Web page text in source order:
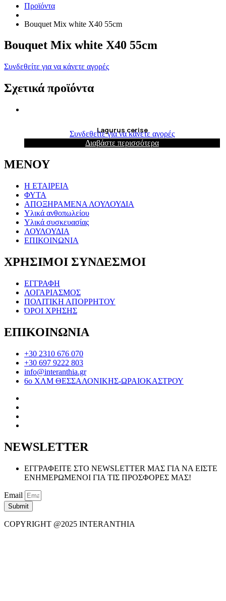
Προϊόντα
Bouquet Mix white X40 55cm
Bouquet Mix white X40 55cm
Συνδεθείτε για να κάνετε αγορές
Σχετικά προϊόντα
Lagurus cerise
Συνδεθείτε για να κάνετε αγορές
Διαβάστε περισσότερα
ΜΕΝΟΥ
Η ΕΤΑΙΡΕΙΑ
ΦΥΤΑ
ΑΠΟΞΗΡΑΜΕΝΑ ΛΟΥΛΟΥΔΙΑ
Υλικά ανθοπωλείου
Υλικά συσκευασίας
ΛΟΥΛΟΥΔΙΑ
ΕΠΙΚΟΙΝΩΝΙΑ
ΧΡΗΣΙΜΟΙ ΣΥΝΔΕΣΜΟΙ
ΕΓΓΡΑΦΗ
ΛΟΓΑΡΙΑΣΜΟΣ
ΠΟΛΙΤΙΚΗ ΑΠΟΡΡΗΤΟΥ
ΌΡΟΙ ΧΡΗΣΗΣ
ΕΠΙΚΟΙΝΩΝΙΑ
+30 2310 676 070
+30 697 9222 803
info@interanthia.gr
6ο ΧΛΜ ΘΕΣΣΑΛΟΝΙΚΗΣ-ΩΡΑΙΟΚΑΣΤΡΟΥ
NEWSLETTER
ΕΓΓΡΑΦΕΙΤΕ ΣΤΟ NEWSLETTER ΜΑΣ ΓΙΑ ΝΑ ΕΙΣΤΕ
ΕΝΗΜΕΡΩΜΕΝΟΙ ΓΙΑ ΤΙΣ ΠΡΟΣΦΟΡΕΣ ΜΑΣ!
Email
Submit
COPYRIGHT @2025 INTERANTHIA